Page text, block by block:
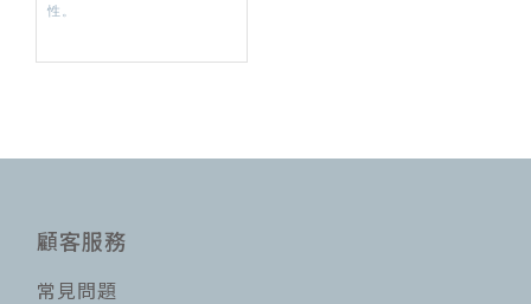
性。
顧客服務
常見問題